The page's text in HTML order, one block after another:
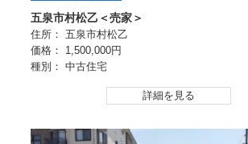
五泉市村松乙＜売家＞
住所： 五泉市村松乙
価格： 1,500,000円
種別： 中古住宅
詳細を見る